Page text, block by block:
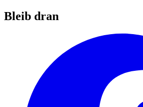
Bleib dran